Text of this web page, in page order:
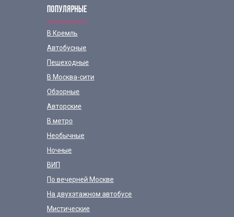
ПОПУЛЯРНЫЕ
В Кремль
Автобусные
Пешеходные
В Москва-сити
Обзорные
Авторские
В метро
Необычные
Ночные
ВИП
По вечерней Москве
На двухэтажном автобусе
Мистические